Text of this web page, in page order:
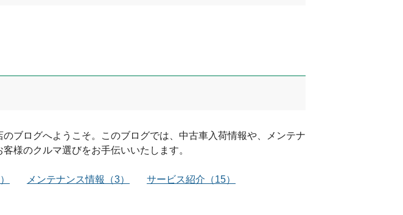
のブログへようこそ。このブログでは、中古車入荷情報や、メンテナ
様のクルマ選びをお手伝いいたします。
） メンテナンス情報 （3） サービス紹介 （15）